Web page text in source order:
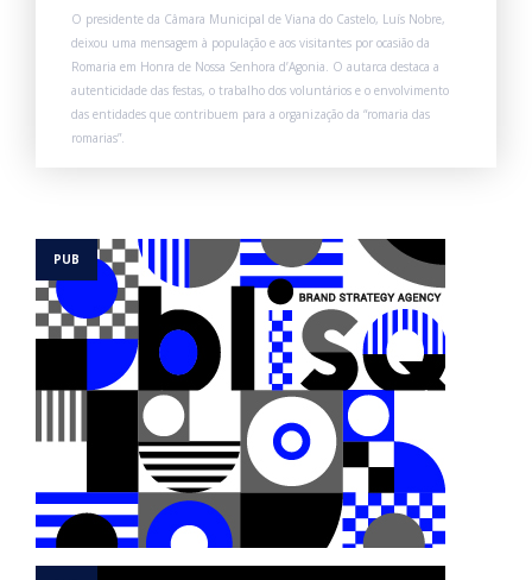
O presidente da Câmara Municipal de Viana do Castelo, Luís Nobre,
deixou uma mensagem à população e aos visitantes por ocasião da
Romaria em Honra de Nossa Senhora d’Agonia. O autarca destaca a
autenticidade das festas, o trabalho dos voluntários e o envolvimento
das entidades que contribuem para a organização da “romaria das
romarias”.